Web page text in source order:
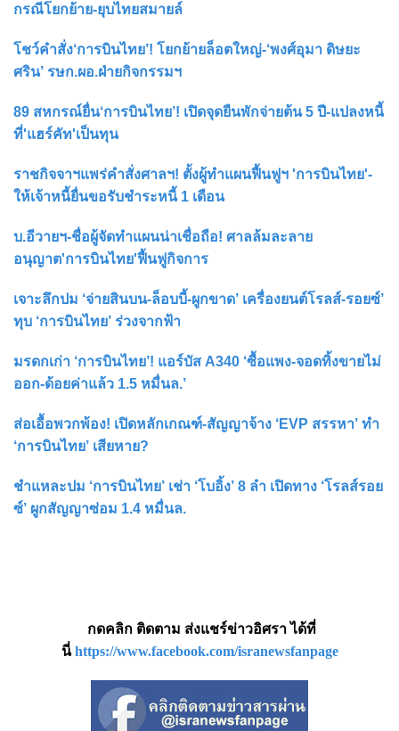
กรณีโยกย้าย-ยุบไทยสมายล์
โชว์คำสั่ง‘การบินไทย’! โยกย้ายล็อตใหญ่-‘พงศ์อุมา ดิษยะ
ศริน’ รษก.ผอ.ฝ่ายกิจกรรมฯ
89 สหกรณ์ยื่น‘การบินไทย’! เปิดจุดยืนพักจ่ายต้น 5 ปี-แปลงหนี้
ที่'แฮร์คัท'เป็นทุน
ราชกิจจาฯแพร่คำสั่งศาลฯ! ตั้งผู้ทำแผนฟื้นฟูฯ 'การบินไทย'-
ให้เจ้าหนี้ยื่นขอรับชำระหนี้ 1 เดือน
บ.อีวายฯ-ชื่อผู้จัดทำแผนน่าเชื่อถือ! ศาลล้มละลาย
อนุญาต'การบินไทย'ฟื้นฟูกิจการ
เจาะลึกปม ‘จ่ายสินบน-ล็อบบี้-ผูกขาด’ เครื่องยนต์โรลส์-รอยซ์’
ทุบ ‘การบินไทย’ ร่วงจากฟ้า
มรดกเก่า ‘การบินไทย’! แอร์บัส A340 ‘ซื้อแพง-จอดทิ้งขายไม่
ออก-ด้อยค่าแล้ว 1.5 หมื่นล.’
ส่อเอื้อพวกพ้อง! เปิดหลักเกณฑ์-สัญญาจ้าง ‘EVP สรรหา’ ทำ
‘การบินไทย’ เสียหาย?
ชำแหละปม ‘การบินไทย’ เช่า ‘โบอิ้ง’ 8 ลำ เปิดทาง ‘โรลส์รอย
ซ์’ ผูกสัญญาซ่อม 1.4 หมื่นล.
กดคลิก ติดตาม ส่งแชร์ข่าวอิศรา ได้ที่
นี่ https://www.facebook.com/isranewsfanpage